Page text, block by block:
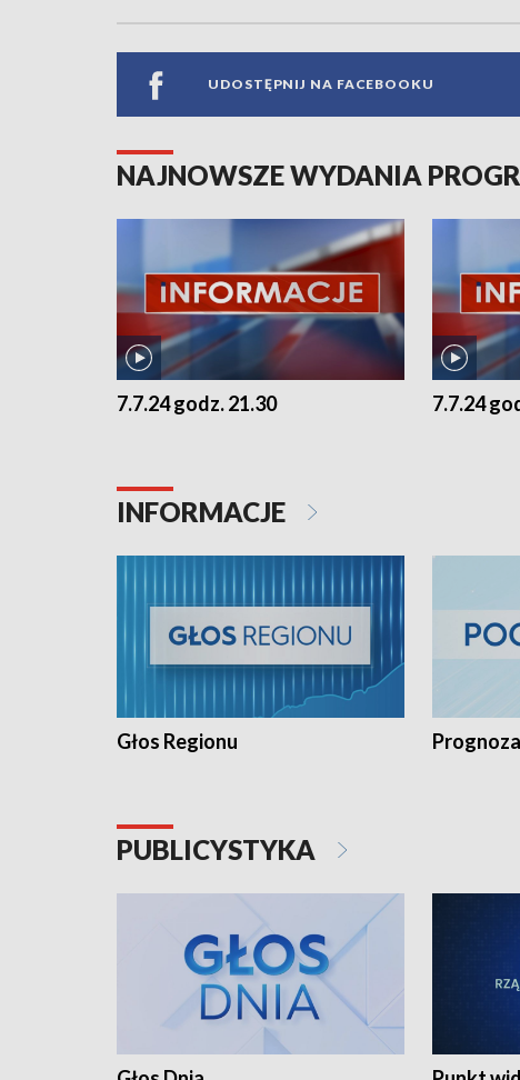
UDOSTĘPNIJ NA FACEBOOKU
NAJNOWSZE WYDANIA
7.7.24 godz. 21.30 7.7.24
INFORMACJE
Głos Regionu
PUBLICYSTYKA